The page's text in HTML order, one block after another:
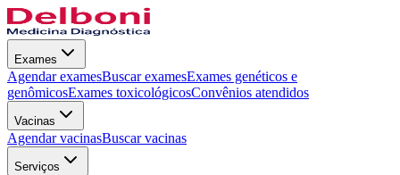
Exames
Agendar examesBuscar examesExames genéticos e
genômicosExames toxicológicosConvênios atendidos
Vacinas
Agendar vacinasBuscar vacinas
Serviços